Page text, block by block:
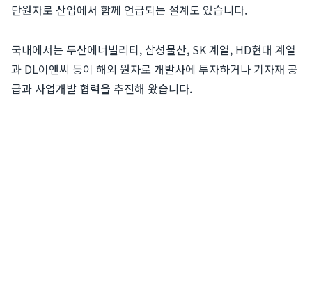
단원자로 산업에서 함께 언급되는 설계도 있습니다.
국내에서는 두산에너빌리티, 삼성물산, SK 계열, HD현대 계열
과 DL이앤씨 등이 해외 원자로 개발사에 투자하거나 기자재 공
급과 사업개발 협력을 추진해 왔습니다.